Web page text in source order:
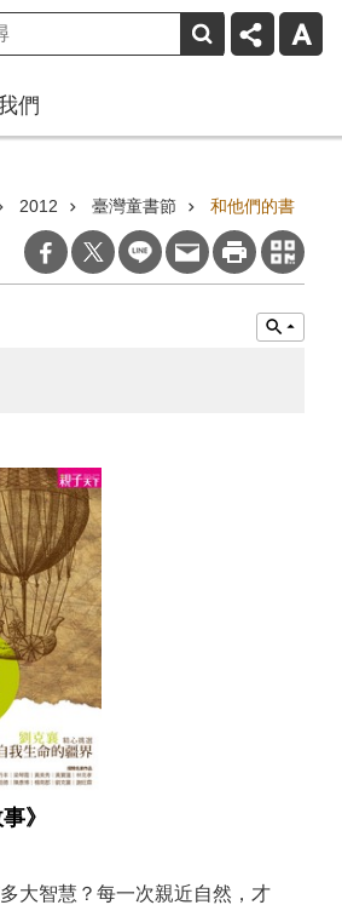
們
2012 臺灣童書節 和他們的書
》
大智慧？每一次親近自然，才